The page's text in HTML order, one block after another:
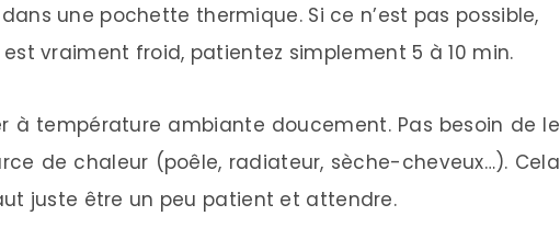
une pochette thermique. Si ce n’est pas possible,
vraiment froid, patientez simplement 5 à 10 min.
à température ambiante doucement. Pas besoin de le
de chaleur (poêle, radiateur, sèche-cheveux…). Cela
juste être un peu patient et attendre.